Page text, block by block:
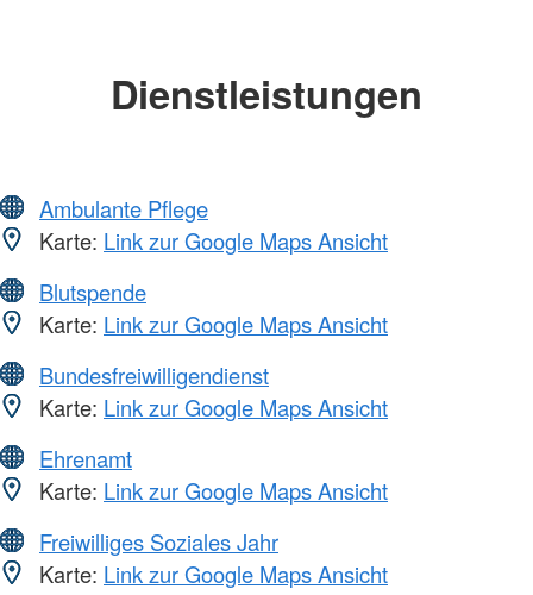
Dienstleistungen
Ambulante Pflege
Karte: Link zur Google Maps Ansicht
Blutspende
Karte: Link zur Google Maps Ansicht
Bundesfreiwilligendienst
Karte: Link zur Google Maps Ansicht
Ehrenamt
Karte: Link zur Google Maps Ansicht
Freiwilliges Soziales Jahr
Karte: Link zur Google Maps Ansicht